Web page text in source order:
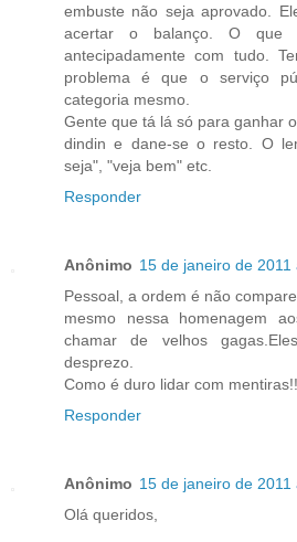
embuste não seja aprovado.
acertar o balanço. O
antecipadamente com tudo.
problema é que o serviço
categoria mesmo.
Gente que tá lá só para ganhar o
dindin e dane-se o resto. O
seja", "veja bem" etc.
Responder
Anônimo 15 de janeiro de 2011
Pessoal, a ordem é não
mesmo nessa homenagem
chamar de velhos
desprezo.
Como é duro lidar com
Responder
Anônimo 15 de janeiro de 2011
Olá queridos,